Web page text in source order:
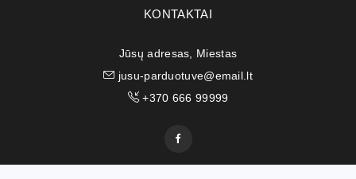
KONTAKTAI
Jūsų adresas, Miestas
jusu-parduotuve@email.lt
+370 666 99999